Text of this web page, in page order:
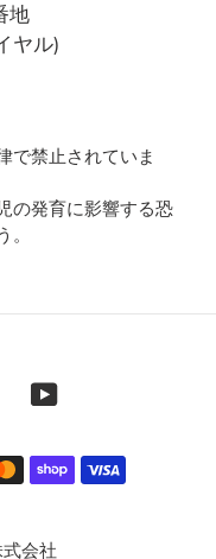
地
ヤル)
で禁止されていま
の発育に影響する恐
YouTube
会社